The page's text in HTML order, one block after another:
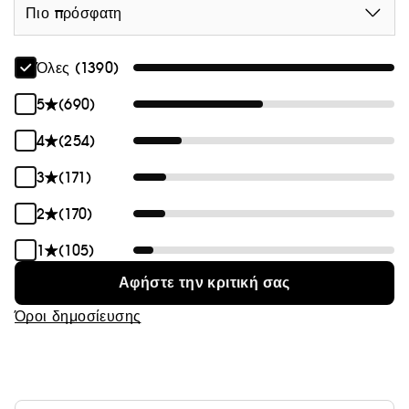
καθημερινή χρήση σε 33 άτομα.
Πιο πρόσφατη
Όλες (1390)
5
(690)
4
(254)
3
(171)
2
(170)
1
(105)
Αφήστε την κριτική σας
Όροι δημοσίευσης